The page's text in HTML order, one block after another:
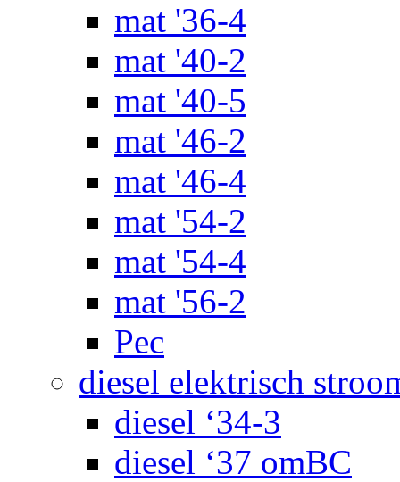
mat '36-4
mat '40-2
mat '40-5
mat '46-2
mat '46-4
mat '54-2
mat '54-4
mat '56-2
Pec
diesel elektrisch
diesel ‘34-3
diesel ‘37 omBC